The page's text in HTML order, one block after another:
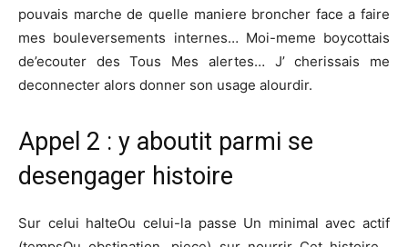
pouvais marche de quelle maniere broncher face a faire
mes bouleversements internes… Moi-meme boycottais
de’ecouter des Tous Mes alertes… J’ cherissais me
deconnecter alors donner son usage alourdir.
Appel 2 : y aboutit parmi se
desengager histoire
Sur celui halteOu celui-la passe Un minimal avec actif